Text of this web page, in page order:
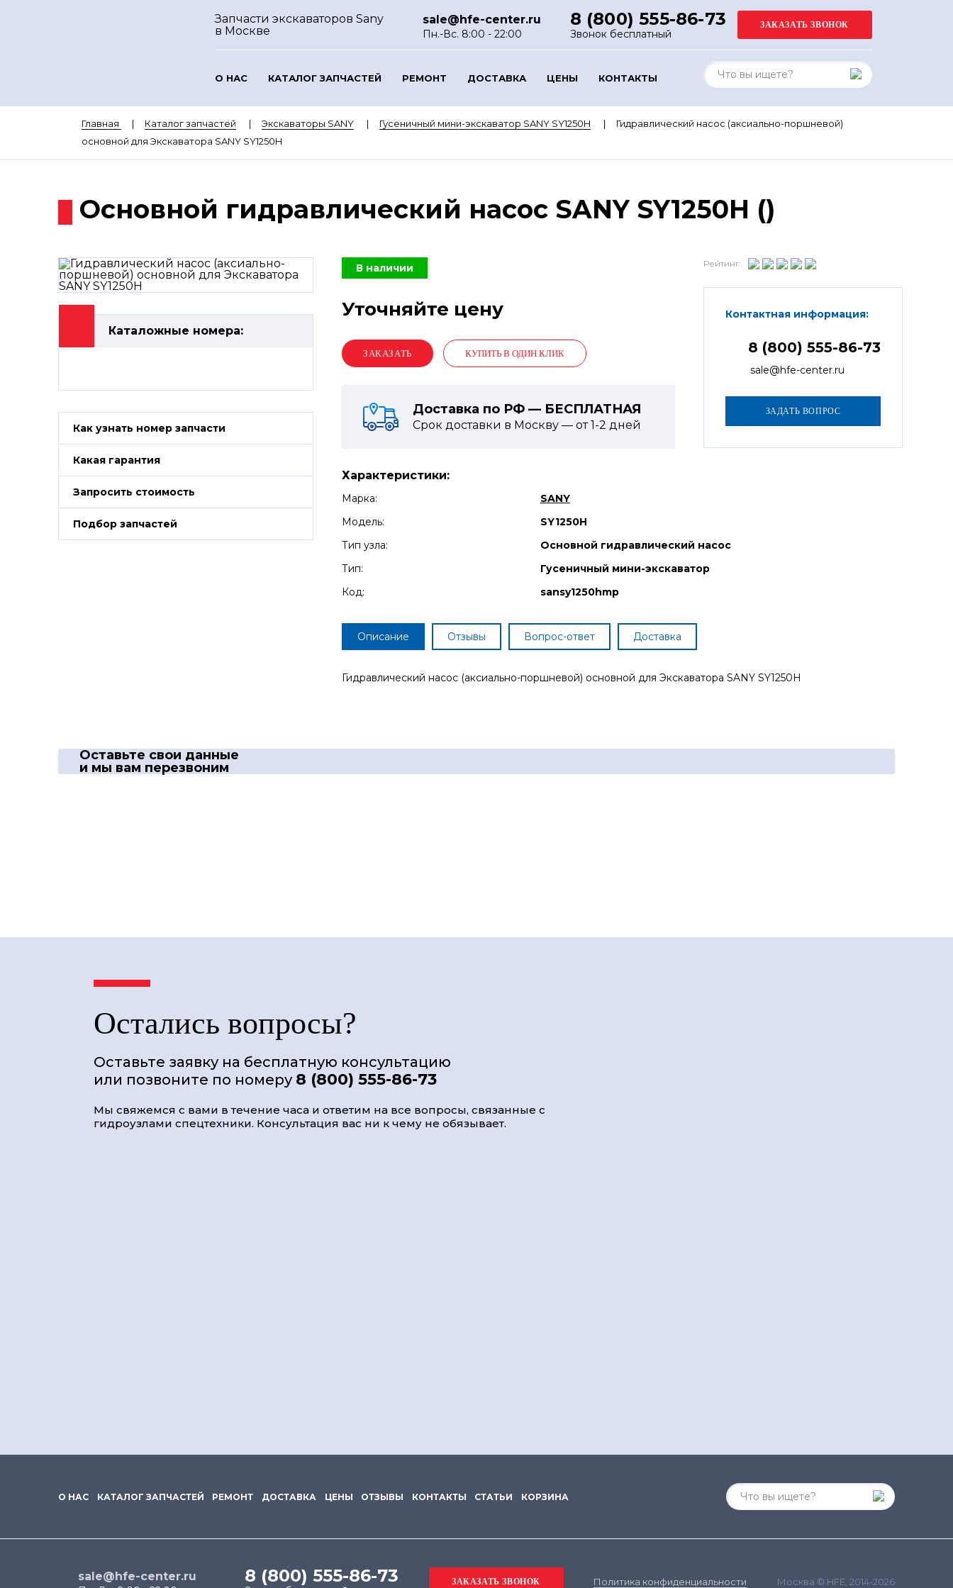
Запчасти экскаваторов Sany
в Москве
sale@hfe-center.ru
Пн.-Вс. 8:00 - 22:00
8 (800) 555-86-73
Звонок бесплатный
О НАС КАТАЛОГ ЗАПЧАСТЕЙ РЕМОНТ ДОСТАВКА ЦЕНЫ КОНТАКТЫ
Главная Каталог запчастей Экскаваторы SANY Гусеничный мини-экскаватор SANY SY1250H
Гидравлический насос (аксиально-поршневой)
основной для Экскаватора SANY SY1250H
Основной гидравлический насос SANY SY1250H ()
Каталожные номера:
Как узнать номер запчасти
Какая гарантия
Запросить стоимость
Подбор запчастей
В наличии
Уточняйте цену
КУПИТЬ В ОДИН КЛИК
Доставка по РФ — БЕСПЛАТНАЯ
Срок доставки в Москву — от1-2 дней
Рейтинг:
Контактная информация:
8 (800) 555-86-73
sale@hfe-center.ru
Характеристики:
Марка:
SANY
Модель:
SY1250H
Тип узла:
Основной гидравлический насос
Тип:
Гусеничный мини-экскаватор
Код:
sansy1250hmp
Описание Отзывы Вопрос-ответ Доставка
Гидравлический насос (аксиально-поршневой) основной для Экскаватора SANY SY1250H
Оставьте свои данные
и мы вам перезвоним
Остались вопросы?
Оставьте заявку на бесплатную консультацию
или позвоните по номеру 8 (800) 555-86-73
Мы свяжемся с вами в течение часа и ответим на все вопросы, связанные с
гидроузлами спецтехники. Консультация вас ни к чему не обязывает.
О НАС КАТАЛОГ ЗАПЧАСТЕЙ РЕМОНТ ДОСТАВКА ЦЕНЫ ОТЗЫВЫ КОНТАКТЫ СТАТЬИ КОРЗИНА
sale@hfe-center.ru 8 (800) 555-86-73 Политика конфиденциальности Москва © HFE, 2014-2026